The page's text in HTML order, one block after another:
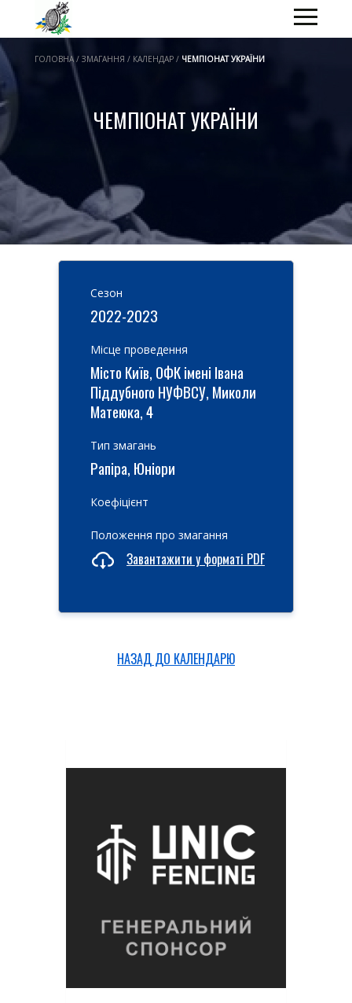
ГОЛОВНА / ЗМАГАННЯ / КАЛЕНДАР / ЧЕМПІОНАТ УКРАЇНИ
ЧЕМПІОНАТ УКРАЇНИ
Cезон
2022-2023
Місце проведення
Місто Київ, ОФК імені Івана
Піддубного НУФВСУ, Миколи
Матеюка, 4
Тип змагань
Рапіра, Юніори
Коефіцієнт
Положення про змагання
Завантажити у форматі PDF
НАЗАД ДО КАЛЕНДАРЮ